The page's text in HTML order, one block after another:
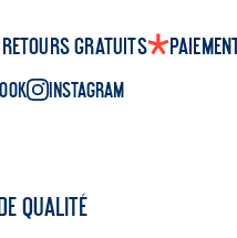
retours gratuits
Instagram
QUALITÉ